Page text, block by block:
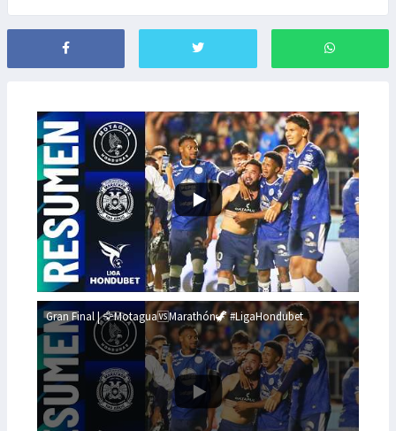
Gran Final | 🦅Motagua🆚Marathón🦖 #LigaHondubet